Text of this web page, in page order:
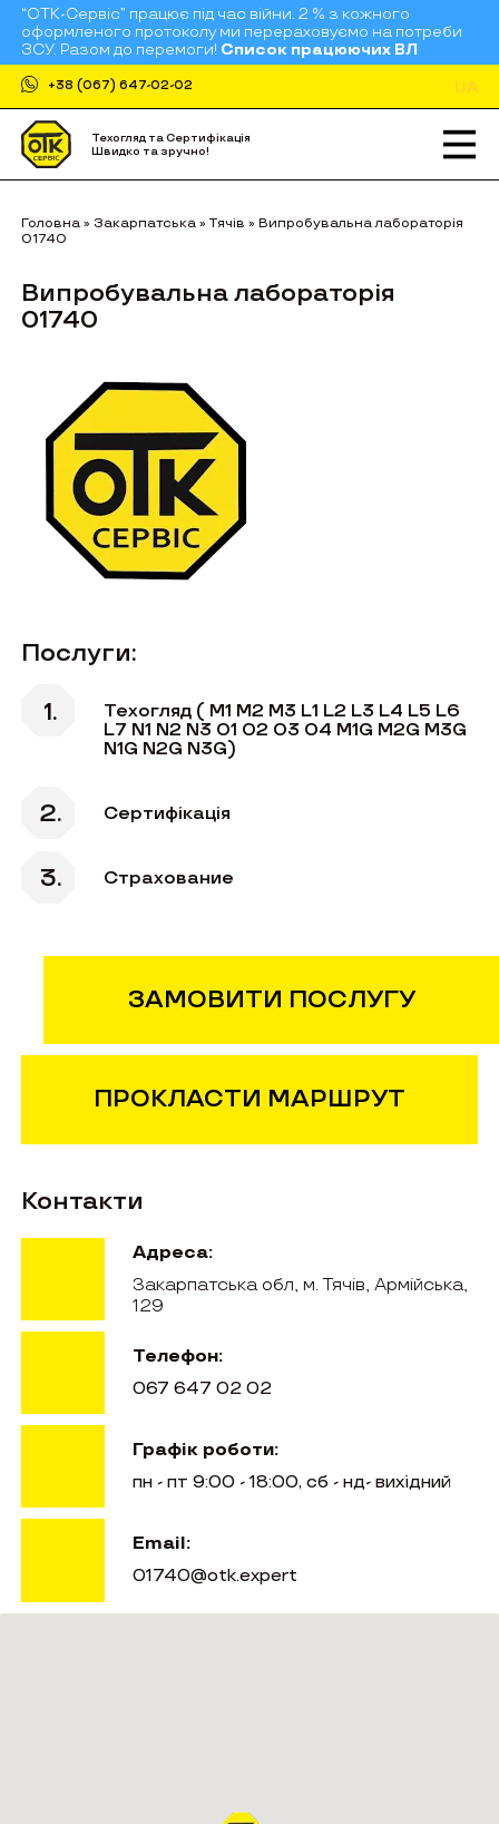
“ОТК-Сервіс” працює під час війни. 2 % з кожного
оформленого протоколу ми перераховуємо на потреби
ЗСУ. Разом до перемоги! Список працюючих ВЛ
+38 (067) 647-02-02 UA
Техогляд та Сертифікація
Швидко та зручно!
Головна » Закарпатська » Тячів »Випробувальна лабораторія
01740
Випробувальна лабораторія
01740
Послуги:
Техогляд ( M1 М2 М3 L1 L2 L3 L4 L5 L6
L7 N1 N2 N3 O1 O2 O3 O4 M1G M2G M3G
N1G N2G N3G)
Сертифікація
Страхование
ЗАМОВИТИ ПОСЛУГУ
ПРОКЛАСТИ МАРШРУТ
Контакти
Адреса:
Закарпатська обл, м. Тячів, Армійська,
129
Телефон:
067 647 02 02
Графік роботи:
пн - пт 9:00 - 18:00, сб - нд- вихідний
Email:
01740@otk.expert